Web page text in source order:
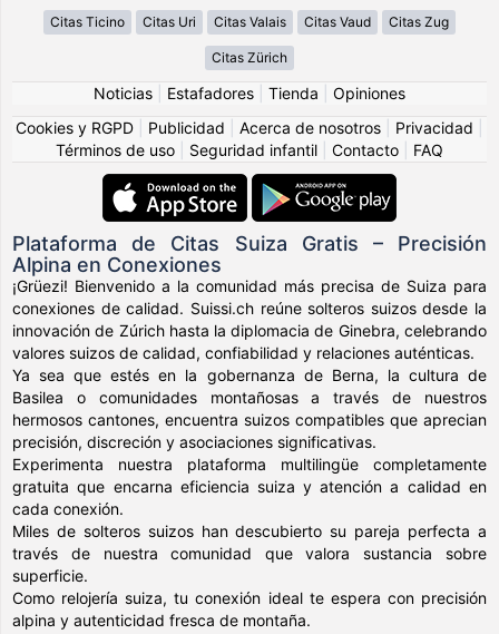
Citas Ticino Citas Uri Citas Valais Citas Vaud Citas Zug
Citas Zürich
Noticias Estafadores Tienda
Opiniones
Cookies y RGPD
Publicidad Acerca de nosotros Privacidad
Términos de uso
Seguridad infantil Contacto FAQ
Plataforma de Citas Suiza Gratis – Precisión
Alpina en Conexiones
¡Grüezi! Bienvenido a la comunidad más precisa de Suiza para
conexiones de calidad. Suissi.ch reúne solteros suizos desde la
innovación de Zúrich hasta la diplomacia de Ginebra, celebrando
valores suizos de calidad, confiabilidad y relaciones auténticas.
Ya sea que estés en la gobernanza de Berna, la cultura de
Basilea o comunidades montañosas a través de nuestros
hermosos cantones, encuentra suizos compatibles que aprecian
precisión, discreción y asociaciones significativas.
Experimenta nuestra plataforma multilingüe completamente
gratuita que encarna eficiencia suiza y atención a calidad en
cada conexión.
Miles de solteros suizos han descubierto su pareja perfecta a
través de nuestra comunidad que valora sustancia sobre
superficie.
Como relojería suiza, tu conexión ideal te espera con precisión
alpina y autenticidad fresca de montaña.